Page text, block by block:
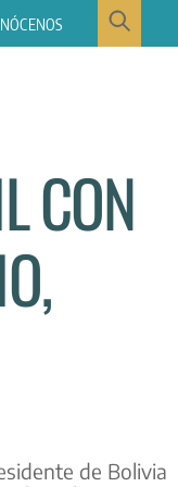
CON
de Bolivia